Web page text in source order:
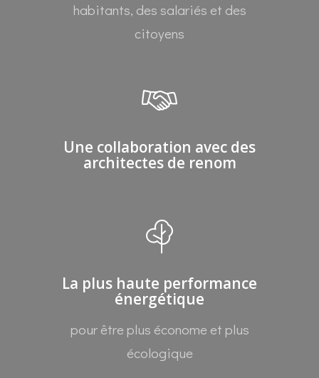
habitants, des salariés et des
citoyens
Une collaboration avec des
architectes de renom
La plus haute performance
énergétique
pour être plus économe et plus
écologique